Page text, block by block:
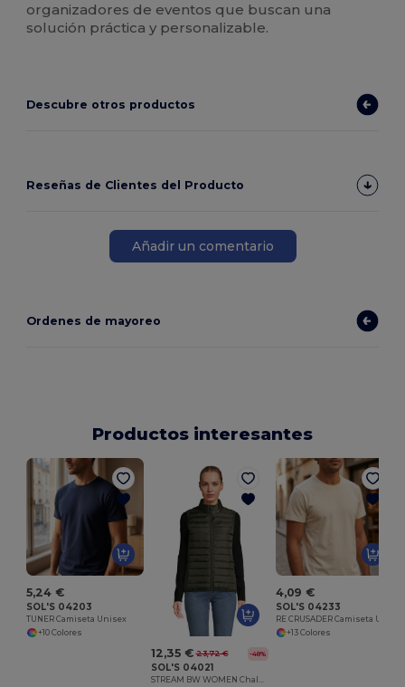
organizadores de eventos que buscan una
solución práctica y personalizable.
Descubre otros productos
Reseñas de Clientes del Producto
Añadir un comentario
Ordenes de mayoreo
Productos interesantes
5,24 €
SOL'S 04203
TUNER Camiseta Unisex
+10 Colores
12,35 € 23,72 € -48%
SOL'S 04021
STREAM BW WOMEN Chaleco Ligero Para Mujer
4,09 €
SOL'S 04233
+13 Colores